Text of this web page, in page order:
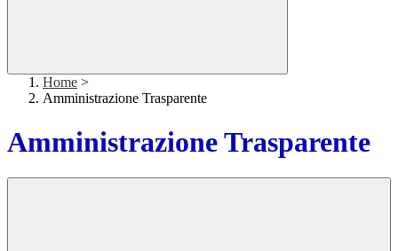
Home >
Amministrazione Trasparente
Amministrazione Trasparente